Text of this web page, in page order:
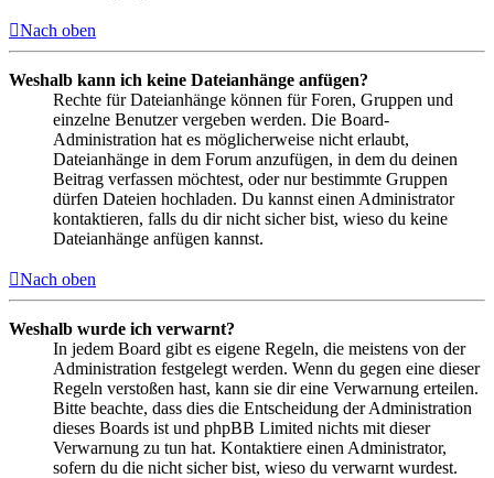
Nach oben
Weshalb kann ich keine Dateianhänge anfügen?
Rechte für Dateianhänge können für Foren, Gruppen und
einzelne Benutzer vergeben werden. Die Board-
Administration hat es möglicherweise nicht erlaubt,
Dateianhänge in dem Forum anzufügen, in dem du deinen
Beitrag verfassen möchtest, oder nur bestimmte Gruppen
dürfen Dateien hochladen. Du kannst einen Administrator
kontaktieren, falls du dir nicht sicher bist, wieso du keine
Dateianhänge anfügen kannst.
Nach oben
Weshalb wurde ich verwarnt?
In jedem Board gibt es eigene Regeln, die meistens von der
Administration festgelegt werden. Wenn du gegen eine dieser
Regeln verstoßen hast, kann sie dir eine Verwarnung erteilen.
Bitte beachte, dass dies die Entscheidung der Administration
dieses Boards ist und phpBB Limited nichts mit dieser
Verwarnung zu tun hat. Kontaktiere einen Administrator,
sofern du die nicht sicher bist, wieso du verwarnt wurdest.